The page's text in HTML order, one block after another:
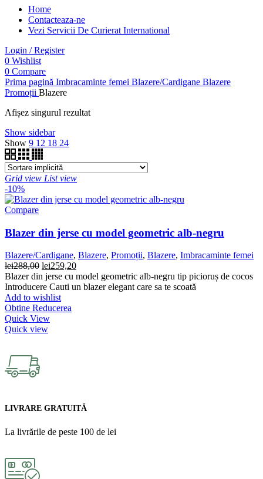
Home
Contacteaza-ne
Vezi Servicii De Curierat International
Login / Register
0 Wishlist
0 Compare
Prima pagină Imbracaminte femei Blazere/Cardigane Blazere
Promoții Blazere
Afișez singurul rezultat
Show sidebar
Show 9 12 18 24
Grid view List view
-10%
Compare
Blazer din jerse cu model geometric alb-negru
Blazere/Cardigane, Blazere, Promoții, Blazere, Imbracaminte femei
lei288,00 Prețul
inițial
a
fost:
lei288,00.
lei259,20Prețul
curent
este:
Blazer din jerse cu model geometric alb-negru tip picioruș de cocos
Introducere Cauti un blazer elegant care sa te scoată
Add to wishlist
Obtine Reducerea
Quick View
Quick view
LIVRARE GRATUITĂ
La livrările de peste 100 de lei